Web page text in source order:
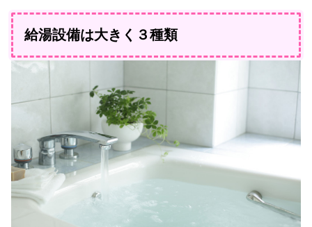
給湯設備は大きく３種類